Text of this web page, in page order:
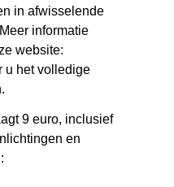
in afwisselende
informatie
website:
u het volledige
9 euro, inclusief
en